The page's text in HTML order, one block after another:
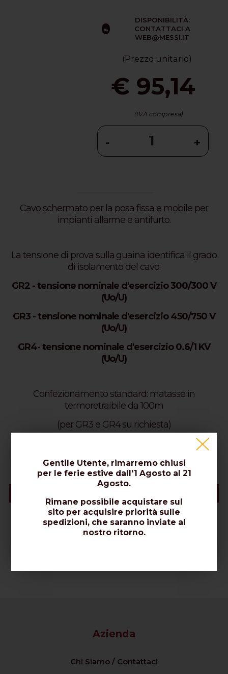
DISPONIBILITÀ:
CONTATTACI A
WEB@MESSI.IT
(Prezzo unitario)
€ 95,14
(IVA compresa)
- +
Cavo schermato per la posa fissa e mobile per
impianti allarme e antifurto.
La tensione di prova sulla guaina identifica il grado
di isolamento del cavo:
GR2 - tensione nominale d'esercizio 300/300 V
(Uo/U)
GR3 - tensione nominale d'esercizio 450/750 V
(Uo/U)
GR4- tensione nominale d'esercizio 0.6/1 KV
(Uo/U)
Confezionamento standard: matasse in
termoretraibile da 100m
(per GR3 e GR4 su richiesta)
*L'immagine del prodotto è puramente indicativa.
Azienda
Chi Siamo / Contattaci
Gentile Utente, rimarremo chiusi
per le ferie estive dall'1 Agosto al 21
Agosto.
Rimane possibile acquistare sul
sito per acquisire priorità sulle
spedizioni, che saranno inviate al
nostro ritorno.